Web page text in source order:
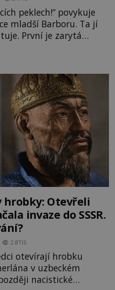
peklech!“ povykuje
mladší Barboru. Ta jí
První je zarytá
kališnice. A každá z
slavného hradu
boje. Za manželku má
hrobky: Otevřeli
invaze do SSSR.
2.8TIS
otevírají hrobku
v uzbeckém
nacistické